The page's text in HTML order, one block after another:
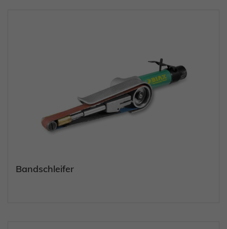
Bandschleifer